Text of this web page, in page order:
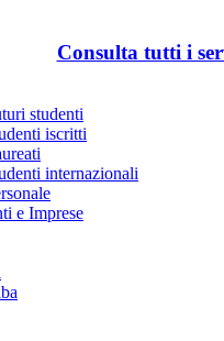
Consulta tutti i
studenti
iscritti
internazionali
e Imprese